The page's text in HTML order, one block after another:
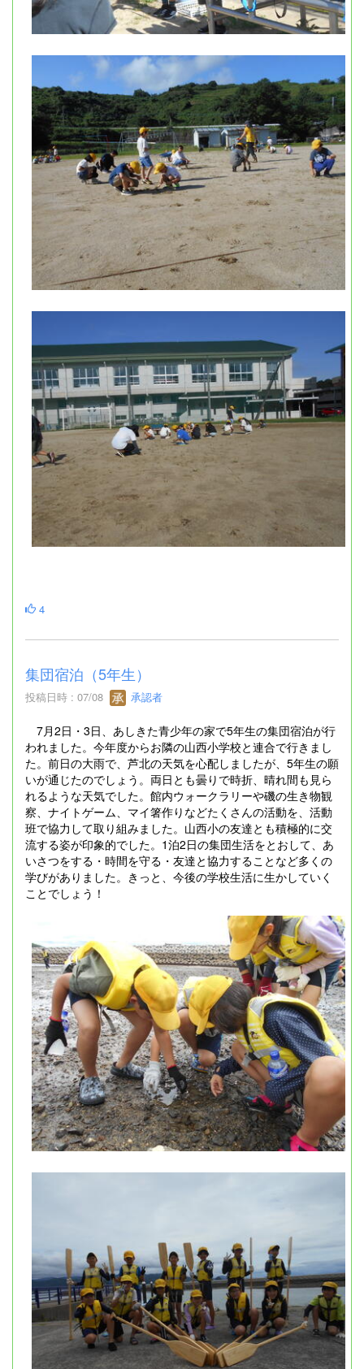
4
集団宿泊（5年生）
投稿日時 : 07/08 承認者
7月2日・3日、あしきた青少年の家で5年生の集団宿泊が行
われました。今年度からお隣の山西小学校と連合で行きまし
た。前日の大雨で、芦北の天気を心配しましたが、5年生の願
いが通じたのでしょう。両日とも曇りで時折、晴れ間も見ら
れるような天気でした。館内ウォークラリーや磯の生き物観
察、ナイトゲーム、マイ箸作りなどたくさんの活動を、活動
班で協力して取り組みました。山西小の友達とも積極的に交
流する姿が印象的でした。1泊2日の集団生活をとおして、あ
いさつをする・時間を守る・友達と協力することなど多くの
学びがありました。きっと、今後の学校生活に生かしていく
ことでしょう！